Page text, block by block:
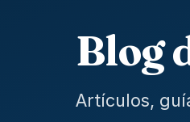
Blog
Artículos,